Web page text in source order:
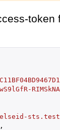
token
,